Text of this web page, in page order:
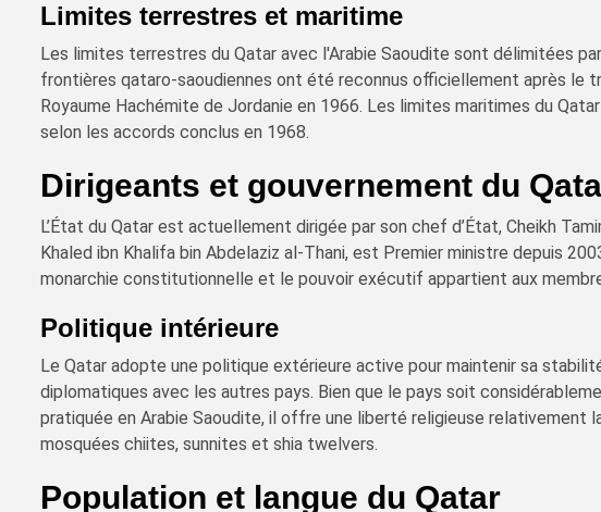
Limites terrestres et maritime
Les limites terrestres du Qatar avec l'Arabie Saoudite sont délimitées
frontières qataro-saoudiennes ont été reconnus officiellement après
Royaume Hachémite de Jordanie en 1966. Les limites maritimes du
selon les accords conclus en 1968.
Dirigeants et gouvernement du
L’État du Qatar est actuellement dirigée par son chef d’État, Cheikh
Khaled ibn Khalifa bin Abdelaziz al-Thani, est Premier ministre depuis
monarchie constitutionnelle et le pouvoir exécutif appartient aux
Politique intérieure
Le Qatar adopte une politique extérieure active pour maintenir sa
diplomatiques avec les autres pays. Bien que le pays soit
pratiquée en Arabie Saoudite, il offre une liberté religieuse relativement
mosquées chiites, sunnites et shia twelvers.
Population et langue du Qatar